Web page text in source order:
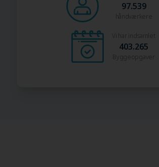
97.539
håndværkere
Vi har indsamlet
403.265
Byggeopgaver